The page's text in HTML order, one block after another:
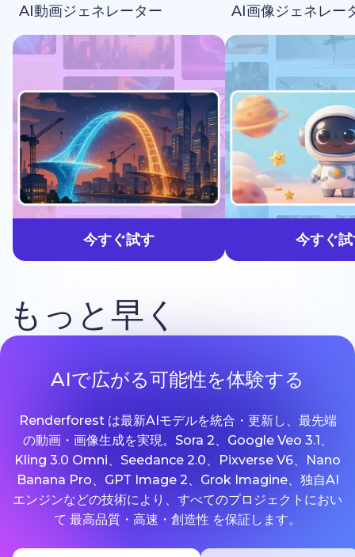
AI動画ジェネレーター
今すぐ試す
AI画像ジェネレー
今すぐ
もっと早く
生成しよう
AIで広がる可能性を体験する
Renderforest は最新AIモデルを統合・更新し、最先端
の動画・画像生成を実現。Sora 2、Google Veo 3.1、
Kling 3.0 Omni、Seedance 2.0、Pixverse V6、Nano
Banana Pro、GPT Image 2、Grok Imagine、独自AI
エンジンなどの技術により、すべてのプロジェクトにおい
て 最高品質・高速・創造性 を保証します。